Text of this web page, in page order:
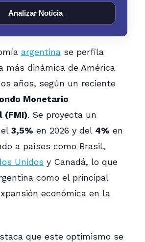
Analizar Noticia
argentinase perfila
más dinámica de América
años, según un reciente
Monetario
(FMI). Se proyecta un
3,5% en 2026 y del 4% en
a países como Brasil,
Unidos y Canadá, lo que
como el principal
económica en la
que este optimismo se